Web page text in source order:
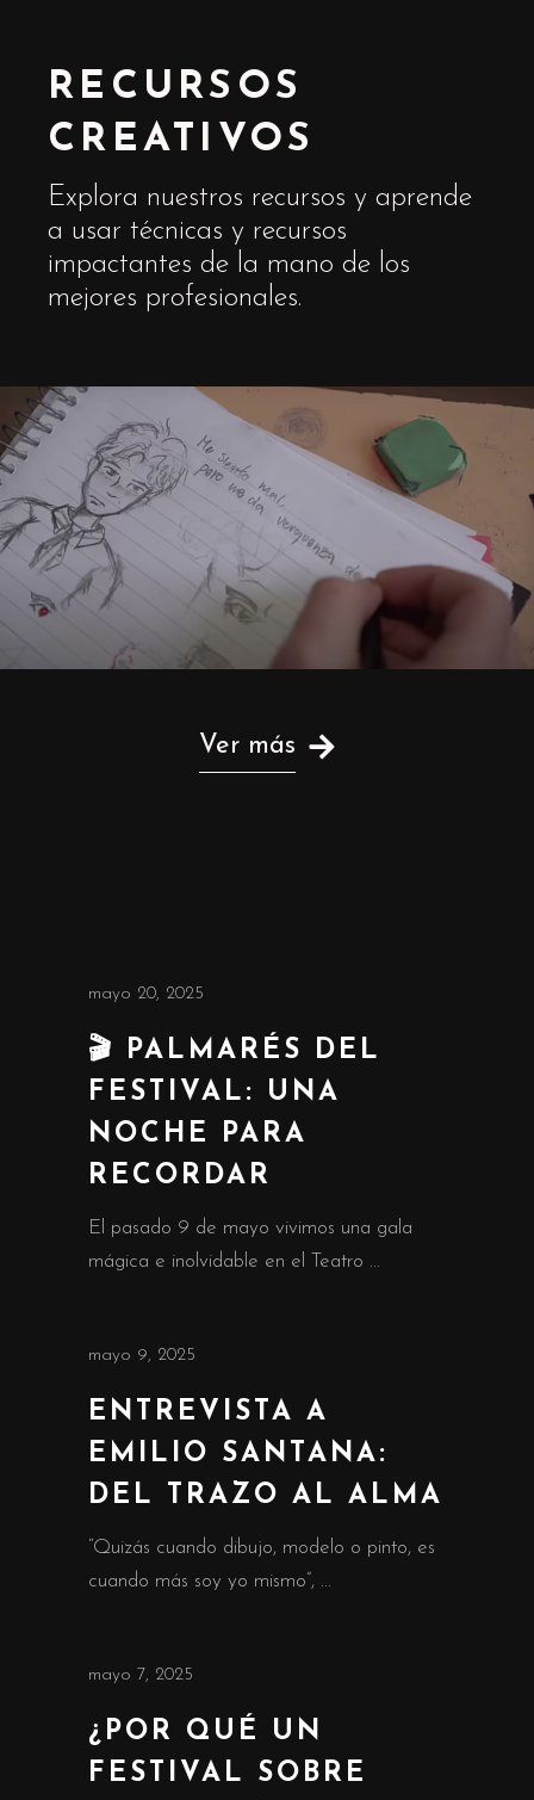
RECURSOS
CREATIVOS
Explora nuestros recursos y aprende
a usar técnicas y recursos
impactantes de la mano de los
mejores profesionales.
Ver más
mayo 20, 2025
🎬 PALMARÉS DEL
FESTIVAL: UNA
NOCHE PARA
RECORDAR
El pasado 9 de mayo vivimos una gala
mágica e inolvidable en el Teatro
mayo 9, 2025
ENTREVISTA A
EMILIO SANTANA:
DEL TRAZO AL ALMA
“Quizás cuando dibujo, modelo o pinto, es
cuando más soy yo mismo”,
mayo 7, 2025
¿POR QUÉ UN
FESTIVAL SOBRE